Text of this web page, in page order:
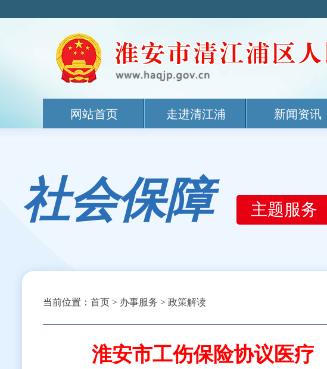
网站首页 走进清江浦 新闻资讯
社会保障 主题服务
当前位置： 首页 > 办事服务 > 政策解读
淮安市工伤保险协议医疗